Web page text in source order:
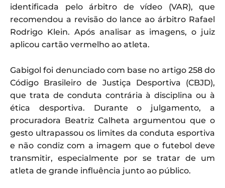
identificada pelo árbitro de vídeo (VAR), que
recomendou a revisão do lance ao árbitro Rafael
Rodrigo Klein. Após analisar as imagens, o juiz
aplicou cartão vermelho ao atleta.
Gabigol foi denunciado com base no artigo 258 do
Código Brasileiro de Justiça Desportiva (CBJD),
que trata de conduta contrária à disciplina ou à
ética desportiva. Durante o julgamento, a
procuradora Beatriz Calheta argumentou que o
gesto ultrapassou os limites da conduta esportiva
e não condiz com a imagem que o futebol deve
transmitir, especialmente por se tratar de um
atleta de grande influência junto ao público.